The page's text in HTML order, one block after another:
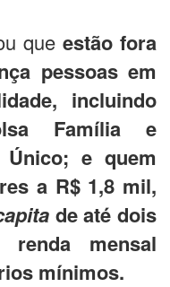
queestão fora
pessoas em
incluindo
Família e
e quem
a R$ 1,8 mil,
de até dois
mensal
mínimos.